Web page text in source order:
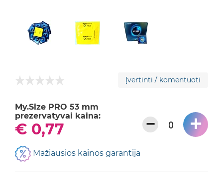
Įvertinti / komentuoti
My.Size PRO 53 mm
prezervatyvai kaina:
€ 0,77 − +
Mažiausios kainos garantija